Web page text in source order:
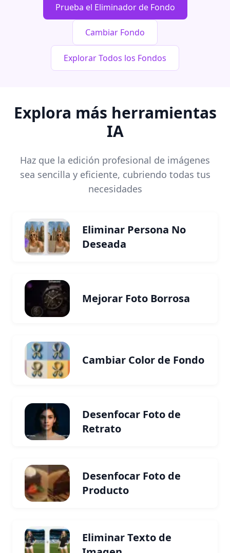
Prueba el Eliminador de Fondo
Cambiar Fondo
Explorar Todos los Fondos
Explora más herramientas
IA
Haz que la edición profesional de imágenes
sea sencilla y eficiente, cubriendo todas tus
necesidades
Eliminar Persona No
Deseada
Mejorar Foto Borrosa
Cambiar Color de Fondo
Desenfocar Foto de
Retrato
Desenfocar Foto de
Producto
Eliminar Texto de